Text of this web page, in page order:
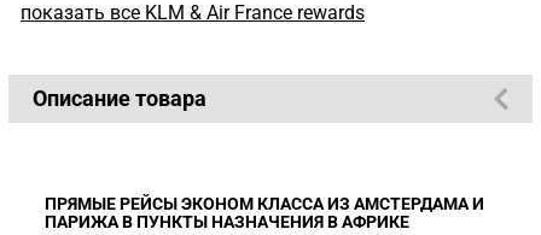
показать все KLM & Air France rewards
Описание товара
ПРЯМЫЕ РЕЙСЫ ЭКОНОМ КЛАССА ИЗ АМСТЕРДАМА И
ПАРИЖА В ПУНКТЫ НАЗНАЧЕНИЯ В АФРИКЕ